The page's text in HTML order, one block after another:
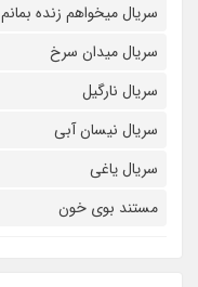
سریال میخواهم زنده بمانم
سریال میدان سرخ
سریال نارگیل
سریال نیسان آبی
سریال یاغی
مستند بوی خون